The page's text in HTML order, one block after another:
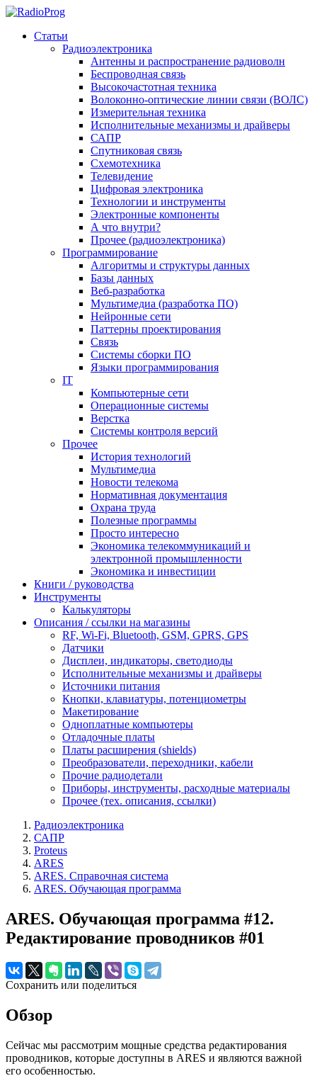
Статьи
Радиоэлектроника
Антенны и распространение радиоволн
Беспроводная связь
Высокочастотная техника
Волоконно-оптические линии связи (ВОЛС)
Измерительная техника
Исполнительные механизмы и драйверы
САПР
Спутниковая связь
Схемотехника
Телевидение
Цифровая электроника
Технологии и инструменты
Электронные компоненты
А что внутри?
Прочее (радиоэлектроника)
Программирование
Алгоритмы и структуры данных
Базы данных
Веб-разработка
Мультимедиа (разработка ПО)
Нейронные сети
Паттерны проектирования
Связь
Системы сборки ПО
Языки программирования
IT
Компьютерные сети
Операционные системы
Верстка
Системы контроля версий
Прочее
История технологий
Мультимедиа
Новости телекома
Нормативная документация
Охрана труда
Полезные программы
Просто интересно
Экономика телекоммуникаций и
электронной промышленности
Экономика и инвестиции
Книги / руководства
Инструменты
Калькуляторы
Описания / ссылки на магазины
RF, Wi-Fi, Bluetooth, GSM, GPRS, GPS
Датчики
Дисплеи, индикаторы, светодиоды
Исполнительные механизмы и драйверы
Источники питания
Кнопки, клавиатуры, потенциометры
Макетирование
Одноплатные компьютеры
Отладочные платы
Платы расширения (shields)
Преобразователи, переходники, кабели
Прочие радиодетали
Приборы, инструменты, расходные материалы
Прочее (тех. описания, ссылки)
Радиоэлектроника
САПР
Proteus
ARES
ARES. Справочная система
ARES. Обучающая программа
ARES. Обучающая программа #12.
Редактирование проводников #01
Сохранить или поделиться
Обзор
Сейчас мы рассмотрим мощные средства редактирования
проводников, которые доступны в ARES и являются важной
его особенностью.